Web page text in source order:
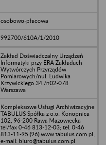
osobowo-płacowa
992700/610A/1/2010
Zakład Doświadczalny Urządzeń
Informatyki przy ERA Zakładach
Wytwórczych Przyrządów
Pomiarowych/nul. Ludwika
Krzywickiego 34,/n02-078
Warszawa
Kompleksowe Usługi Archiwizacyjne
TABULUS Spółka z o.o. Konopnica
102, 96-200 Rawa Mazowiecka
tel/fax 0-46 813-12-03; tel. 0-46
813-11-95 (96) www.tabulus.com.pl;
e-mail: biuro@tabulus.com.pl